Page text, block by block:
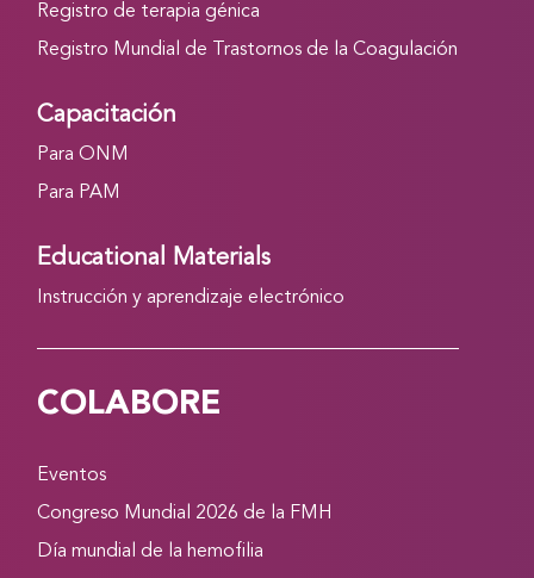
Registro de terapia génica
Registro Mundial de Trastornos de la Coagulación
Capacitación
Para ONM
Para PAM
Educational Materials
Instrucción y aprendizaje electrónico
COLABORE
Eventos
Congreso Mundial 2026 de la FMH
Día mundial de la hemofilia